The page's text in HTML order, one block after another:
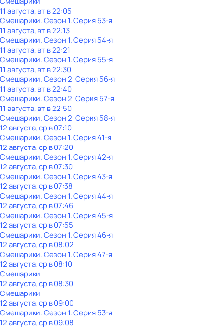
11 августа, вт в 22:05
Смешарики. Сезон 1. Серия 53-я
11 августа, вт в 22:13
Смешарики. Сезон 1. Серия 54-я
11 августа, вт в 22:21
Смешарики. Сезон 1. Серия 55-я
11 августа, вт в 22:30
Смешарики. Сезон 2. Серия 56-я
11 августа, вт в 22:40
Смешарики. Сезон 2. Серия 57-я
11 августа, вт в 22:50
Смешарики. Сезон 2. Серия 58-я
12 августа, ср в 07:10
Смешарики. Сезон 1. Серия 41-я
12 августа, ср в 07:20
Смешарики. Сезон 1. Серия 42-я
12 августа, ср в 07:30
Смешарики. Сезон 1. Серия 43-я
12 августа, ср в 07:38
Смешарики. Сезон 1. Серия 44-я
12 августа, ср в 07:46
Смешарики. Сезон 1. Серия 45-я
12 августа, ср в 07:55
Смешарики. Сезон 1. Серия 46-я
12 августа, ср в 08:02
Смешарики. Сезон 1. Серия 47-я
12 августа, ср в 08:10
Смешарики
12 августа, ср в 08:30
Смешарики
12 августа, ср в 09:00
Смешарики. Сезон 1. Серия 53-я
12 августа, ср в 09:08